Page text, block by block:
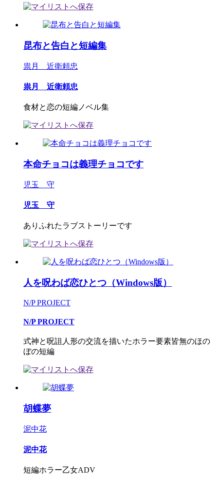
昆布と告白と短編集
祟月 近衛頼忠
祟月 近衛頼忠
食材と恋の短編ノベル集
本命チョコは義理チョコです
児玉 守
児玉 守
ありふれたラブストーリーです
人を呪わば恋ひとつ（Windows版）
N/P PROJECT
N/P PROJECT
式神と呪詛人形の交流を描いたホラー要素皆無のほの
ぼの短編
胡蝶夢
泥中花
泥中花
短編ホラー乙女ADV